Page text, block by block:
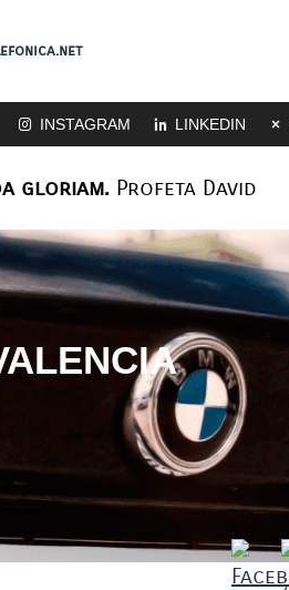
INSTAGRAM LINKEDIN
gloriam.Profeta David